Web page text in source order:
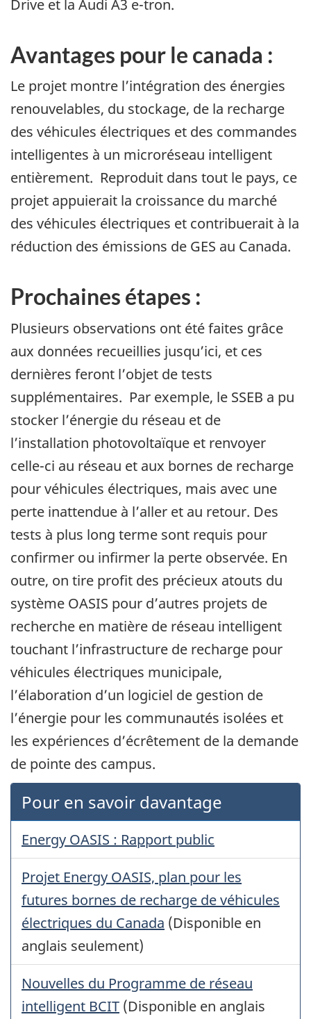
Drive et la Audi A3 e-tron.
Avantages pour le canada :
Le projet montre l’intégration des énergies
renouvelables, du stockage, de la recharge
des véhicules électriques et des commandes
intelligentes à un microréseau intelligent
entièrement. Reproduit dans tout le pays, ce
projet appuierait la croissance du marché
des véhicules électriques et contribuerait à la
réduction des émissions de GES au Canada.
Prochaines étapes :
Plusieurs observations ont été faites grâce
aux données recueillies jusqu’ici, et ces
dernières feront l’objet de tests
supplémentaires. Par exemple, le SSEB a pu
stocker l’énergie du réseau et de
l’installation photovoltaïque et renvoyer
celle-ci au réseau et aux bornes de recharge
pour véhicules électriques, mais avec une
perte inattendue à l’aller et au retour. Des
tests à plus long terme sont requis pour
confirmer ou infirmer la perte observée. En
outre, on tire profit des précieux atouts du
système OASIS pour d’autres projets de
recherche en matière de réseau intelligent
touchant l’infrastructure de recharge pour
véhicules électriques municipale,
l’élaboration d’un logiciel de gestion de
l’énergie pour les communautés isolées et
les expériences d’écrêtement de la demande
de pointe des campus.
Pour en savoir davantage
Energy OASIS : Rapport public
Projet Energy OASIS, plan pour les
futures bornes de recharge de véhicules
électriques du Canada (Disponible en
anglais seulement)
Nouvelles du Programme de réseau
intelligent BCIT (Disponible en anglais